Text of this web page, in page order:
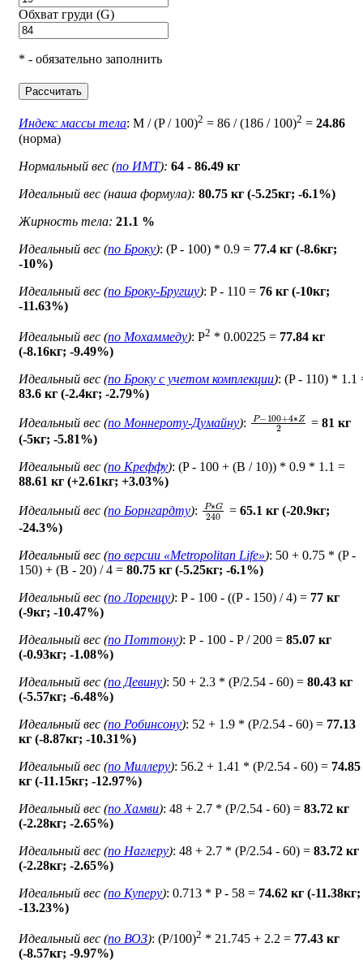
Обхват груди (G)
* - обязательно заполнить
Рассчитать
Индекс массы тела: M / (P / 100)2 = 86 / (186 / 100)2 = 24.86
(норма)
Нормальный вес (по ИМТ): 64 - 86.49 кг
Идеальный вес (наша формула): 80.75 кг (-5.25кг; -6.1%)
Жирность тела: 21.1 %
Идеальный вес (по Броку): (P - 100) * 0.9 = 77.4 кг (-8.6кг;
-10%)
Идеальный вес (по Броку-Бругшу): P - 110 = 76 кг (-10кг;
-11.63%)
Идеальный вес (по Мохаммеду): P2 * 0.00225 = 77.84 кг
(-8.16кг; -9.49%)
Идеальный вес (по Броку c учетом комплекции): (P - 110) * 1.1
83.6 кг (-2.4кг; -2.79%)
Идеальный вес (по Моннероту-Думайну): P− 100 +4∗ 2
=81 кг
(-5кг; -5.81%)
Идеальный вес (по Креффу): (P - 100 + (B / 10)) * 0.9 * 1.1 =
88.61 кг (+2.61кг; +3.03%)
Идеальный вес (по Борнгардту): P∗G 240
=65.1 кг (-20.9кг;
-24.3%)
Идеальный вес (по версии «Metropolitan Life»): 50 + 0.75 * (P -
150) + (B - 20) / 4 = 80.75 кг (-5.25кг; -6.1%)
Идеальный вес (по Лоренцу): P - 100 - ((P - 150) / 4) = 77 кг
(-9кг; -10.47%)
Идеальный вес (по Поттону): Р - 100 - P / 200 = 85.07 кг
(-0.93кг; -1.08%)
Идеальный вес (по Девину): 50 + 2.3 * (P/2.54 - 60) = 80.43 кг
(-5.57кг; -6.48%)
Идеальный вес (по Робинсону): 52 + 1.9 * (P/2.54 - 60) = 77.13
кг (-8.87кг; -10.31%)
Идеальный вес (по Миллеру): 56.2 + 1.41 * (P/2.54 - 60) = 74.85
кг (-11.15кг; -12.97%)
Идеальный вес (по Хамви): 48 + 2.7 * (P/2.54 - 60) = 83.72 кг
(-2.28кг; -2.65%)
Идеальный вес (по Наглеру): 48 + 2.7 * (P/2.54 - 60) = 83.72 кг
(-2.28кг; -2.65%)
Идеальный вес (по Куперу): 0.713 * P - 58 = 74.62 кг (-11.38кг;
-13.23%)
Идеальный вес (по ВОЗ): (P/100)2 * 21.745 + 2.2 = 77.43 кг
(-8.57кг; -9.97%)